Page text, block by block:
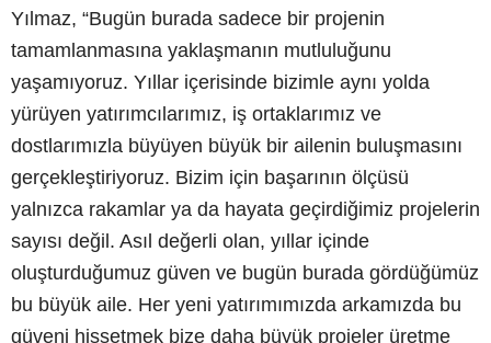
Yılmaz, “Bugün burada sadece bir projenin
tamamlanmasına yaklaşmanın mutluluğunu
yaşamıyoruz. Yıllar içerisinde bizimle aynı yolda
yürüyen yatırımcılarımız, iş ortaklarımız ve
dostlarımızla büyüyen büyük bir ailenin buluşmasını
gerçekleştiriyoruz. Bizim için başarının ölçüsü
yalnızca rakamlar ya da hayata geçirdiğimiz projelerin
sayısı değil. Asıl değerli olan, yıllar içinde
oluşturduğumuz güven ve bugün burada gördüğümüz
bu büyük aile. Her yeni yatırımımızda arkamızda bu
güveni hissetmek bize daha büyük projeler üretme